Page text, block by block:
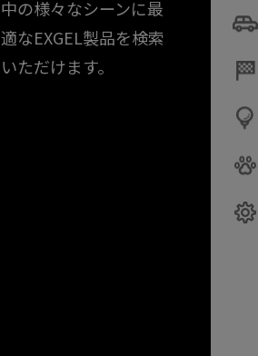
中の様々なシーンに最
適なEXGEL製品を検索
いただけます。